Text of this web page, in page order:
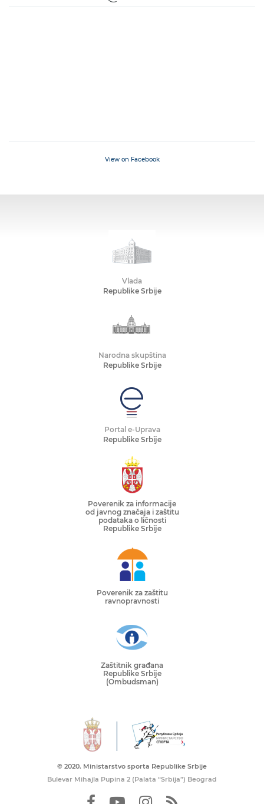
View on Facebook
Vlada
Republike Srbije
Narodna skupština
Republike Srbije
Portal e-Uprava
Republike Srbije
Poverenik za informacije
od javnog značaja i zaštitu
podataka o ličnosti
Republike Srbije
Poverenik za zaštitu
ravnopravnosti
Zaštitnik građana
Republike Srbije
(Ombudsman)
© 2020. Ministarstvo sporta Republike Srbije
Bulevar Mihajla Pupina 2 (Palata “Srbija”) Beograd